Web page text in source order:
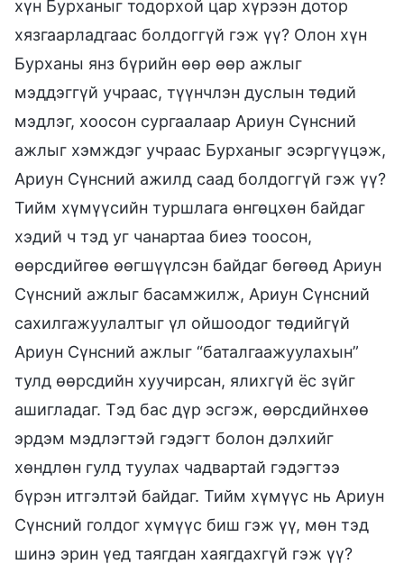
хүн Бурханыг тодорхой цар хүрээн дотор
хязгаарладгаас болдоггүй гэж үү? Олон хүн
Бурханы янз бүрийн өөр өөр ажлыг
мэддэггүй учраас, түүнчлэн дуслын төдий
мэдлэг, хоосон сургаалаар Ариун Сүнсний
ажлыг хэмждэг учраас Бурханыг эсэргүүцэж,
Ариун Сүнсний ажилд саад болдоггүй гэж үү?
Тийм хүмүүсийн туршлага өнгөцхөн байдаг
хэдий ч тэд уг чанартаа биеэ тоосон,
өөрсдийгөө өөгшүүлсэн байдаг бөгөөд Ариун
Сүнсний ажлыг басамжилж, Ариун Сүнсний
сахилгажуулалтыг үл ойшоодог төдийгүй
Ариун Сүнсний ажлыг “баталгаажуулахын”
тулд өөрсдийн хуучирсан, ялихгүй ёс зүйг
ашигладаг. Тэд бас дүр эсгэж, өөрсдийнхөө
эрдэм мэдлэгтэй гэдэгт болон дэлхийг
хөндлөн гулд туулах чадвартай гэдэгтээ
бүрэн итгэлтэй байдаг. Тийм хүмүүс нь Ариун
Сүнсний голдог хүмүүс биш гэж үү, мөн тэд
шинэ эрин үед таягдан хаягдахгүй гэж үү?